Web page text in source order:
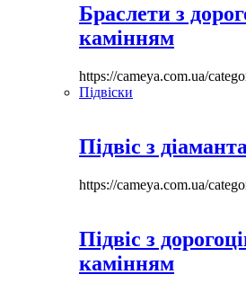
Браслети з
камінням
https://cameya.com.ua/
Підвіски
Підвіс з
https://cameya.com.ua/
Підвіс з
камінням